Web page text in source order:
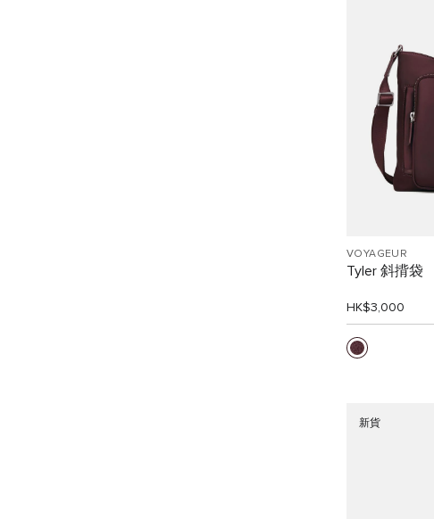
VOYAGEUR
Tyler 斜揹袋
HK$3,000
新貨